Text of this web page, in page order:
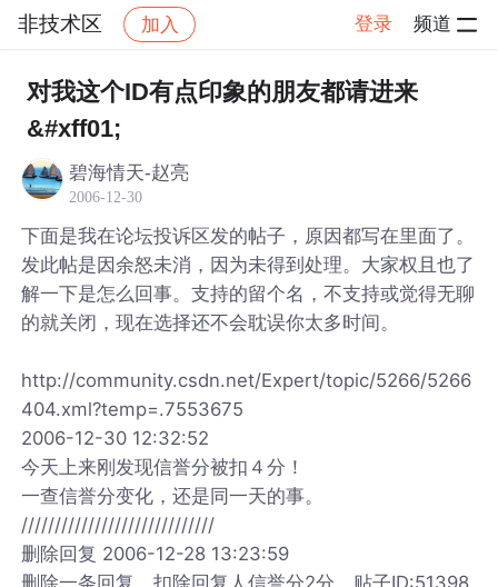
非技术区 加入 登录 频道
社区 非技术区 帖子详情
对我这个ID有点印象的朋友都请进来
&#xff01;
碧海情天-赵亮
2006-12-30
下面是我在论坛投诉区发的帖子，原因都写在里面了。
发此帖是因余怒未消，因为未得到处理。大家权且也了
解一下是怎么回事。支持的留个名，不支持或觉得无聊
的就关闭，现在选择还不会耽误你太多时间。
http://community.csdn.net/Expert/topic/5266/5266
404.xml?temp=.7553675
2006-12-30 12:32:52
今天上来刚发现信誉分被扣４分！
一查信誉分变化，还是同一天的事。
/////////////////////////////
删除回复 2006-12-28 13:23:59
删除一条回复，扣除回复人信誉分2分，贴子ID:51398